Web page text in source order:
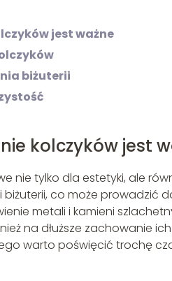
jest ważne
biżuterii
kolczyków jest
nie tylko dla estetyki, ale
co może prowadzić
metali i kamieni
na dłuższe zachowanie
warto poświęcić trochę